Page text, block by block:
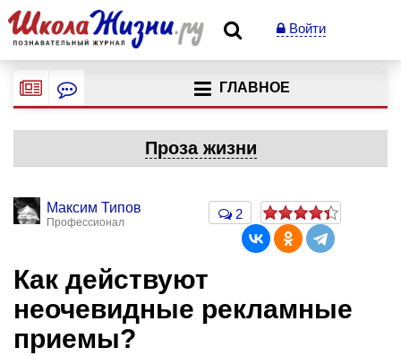
Войти
ГЛАВНОЕ
Проза жизни
Максим Типов
Профессионал
2
Как действуют
неочевидные рекламные
приемы?